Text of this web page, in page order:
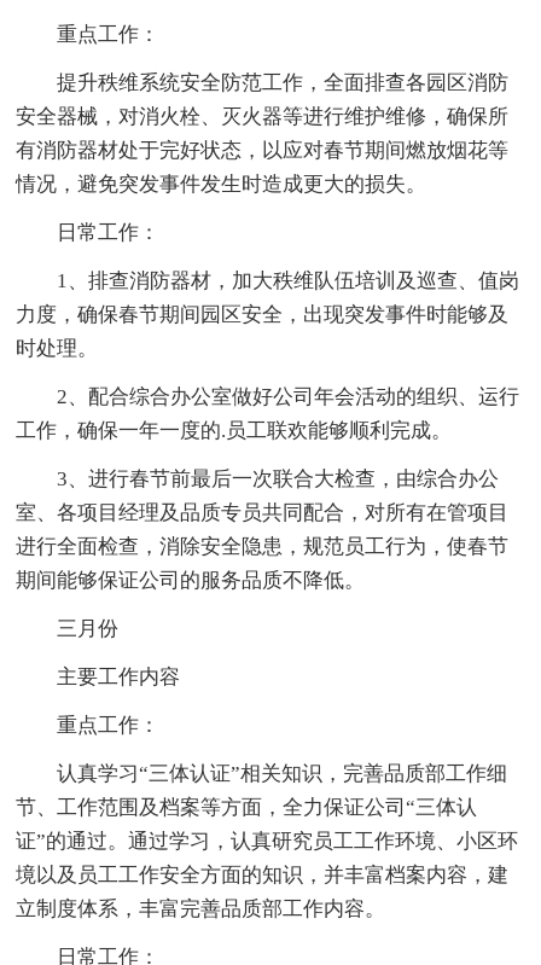
重点工作：
提升秩维系统安全防范工作，全面排查各园区消防
安全器械，对消火栓、灭火器等进行维护维修，确保所
有消防器材处于完好状态，以应对春节期间燃放烟花等
情况，避免突发事件发生时造成更大的损失。
日常工作：
1、排查消防器材，加大秩维队伍培训及巡查、值岗
力度，确保春节期间园区安全，出现突发事件时能够及
时处理。
2、配合综合办公室做好公司年会活动的组织、运行
工作，确保一年一度的.员工联欢能够顺利完成。
3、进行春节前最后一次联合大检查，由综合办公
室、各项目经理及品质专员共同配合，对所有在管项目
进行全面检查，消除安全隐患，规范员工行为，使春节
期间能够保证公司的服务品质不降低。
三月份
主要工作内容
重点工作：
认真学习“三体认证”相关知识，完善品质部工作细
节、工作范围及档案等方面，全力保证公司“三体认
证”的通过。通过学习，认真研究员工工作环境、小区环
境以及员工工作安全方面的知识，并丰富档案内容，建
立制度体系，丰富完善品质部工作内容。
日常工作：